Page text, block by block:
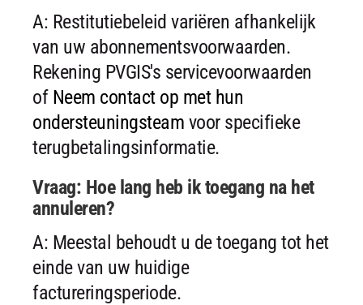
A: Restitutiebeleid variëren afhankelijk
van uw abonnementsvoorwaarden.
Rekening PVGIS's servicevoorwaarden
of Neem contact op met hun
ondersteuningsteam voor specifieke
terugbetalingsinformatie.
Vraag: Hoe lang heb ik toegang na het
annuleren?
A: Meestal behoudt u de toegang tot het
einde van uw huidige
factureringsperiode.